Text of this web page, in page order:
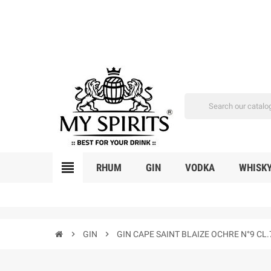
view_headline RHUM GIN VODKA
chevron_right GIN chevron_right GIN CAPE SAINT BLAIZE OCHRE N°9